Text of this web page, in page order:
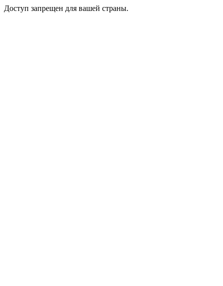
Доступ запрещен для вашей страны.